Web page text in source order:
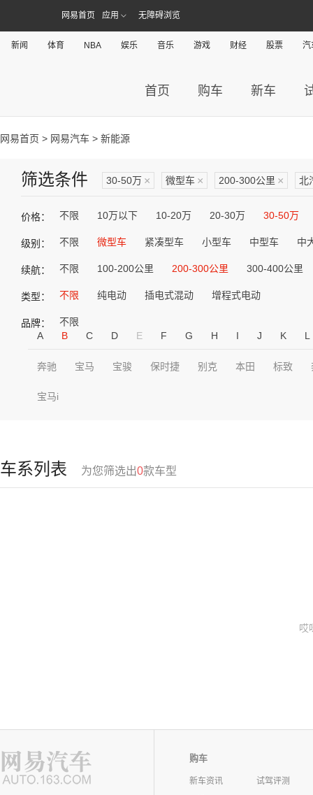
网易首页 应用 无障碍浏览
新闻 体育 NBA 娱乐 音乐 游戏 财经 股票 汽
首页 购车 新车
网易首页 > 网易汽车 > 新能源
筛选条件 30-50万 × 微型车 × 200-300公里 × 北
价格： 不限 10万以下 10-20万 20-30万 30-50万
级别： 不限 微型车 紧凑型车 小型车 中型车 中
续航： 不限 100-200公里 200-300公里 300-400公里
类型： 不限 纯电动 插电式混动 增程式电动
品牌：
不限
A
B C D E F G H I J K L
奔驰 宝马 宝骏 保时捷 别克 本田 标致
宝马i
车系列表 为您筛选出0款车型
哎
购车
新车资讯
试驾评测